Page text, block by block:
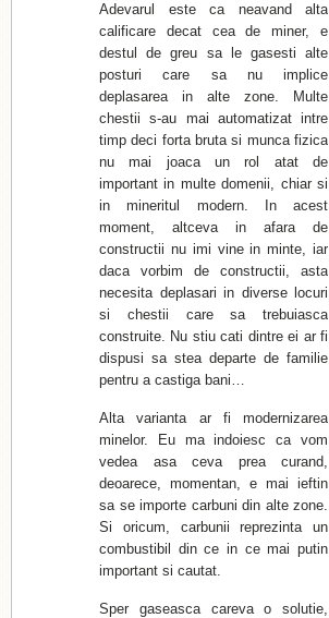
Adevarul este ca neavand alta
calificare decat cea de miner, e
destul de greu sa le gasesti alte
posturi care sa nu implice
deplasarea in alte zone. Multe
chestii s-au mai automatizat intre
timp deci forta bruta si munca fizica
nu mai joaca un rol atat de
important in multe domenii, chiar si
in mineritul modern. In acest
moment, altceva in afara de
constructii nu imi vine in minte, iar
daca vorbim de constructii, asta
necesita deplasari in diverse locuri
si chestii care sa trebuiasca
construite. Nu stiu cati dintre ei ar fi
dispusi sa stea departe de familie
pentru a castiga bani…
Alta varianta ar fi modernizarea
minelor. Eu ma indoiesc ca vom
vedea asa ceva prea curand,
deoarece, momentan, e mai ieftin
sa se importe carbuni din alte zone.
Si oricum, carbunii reprezinta un
combustibil din ce in ce mai putin
important si cautat.
Sper gaseasca careva o solutie,